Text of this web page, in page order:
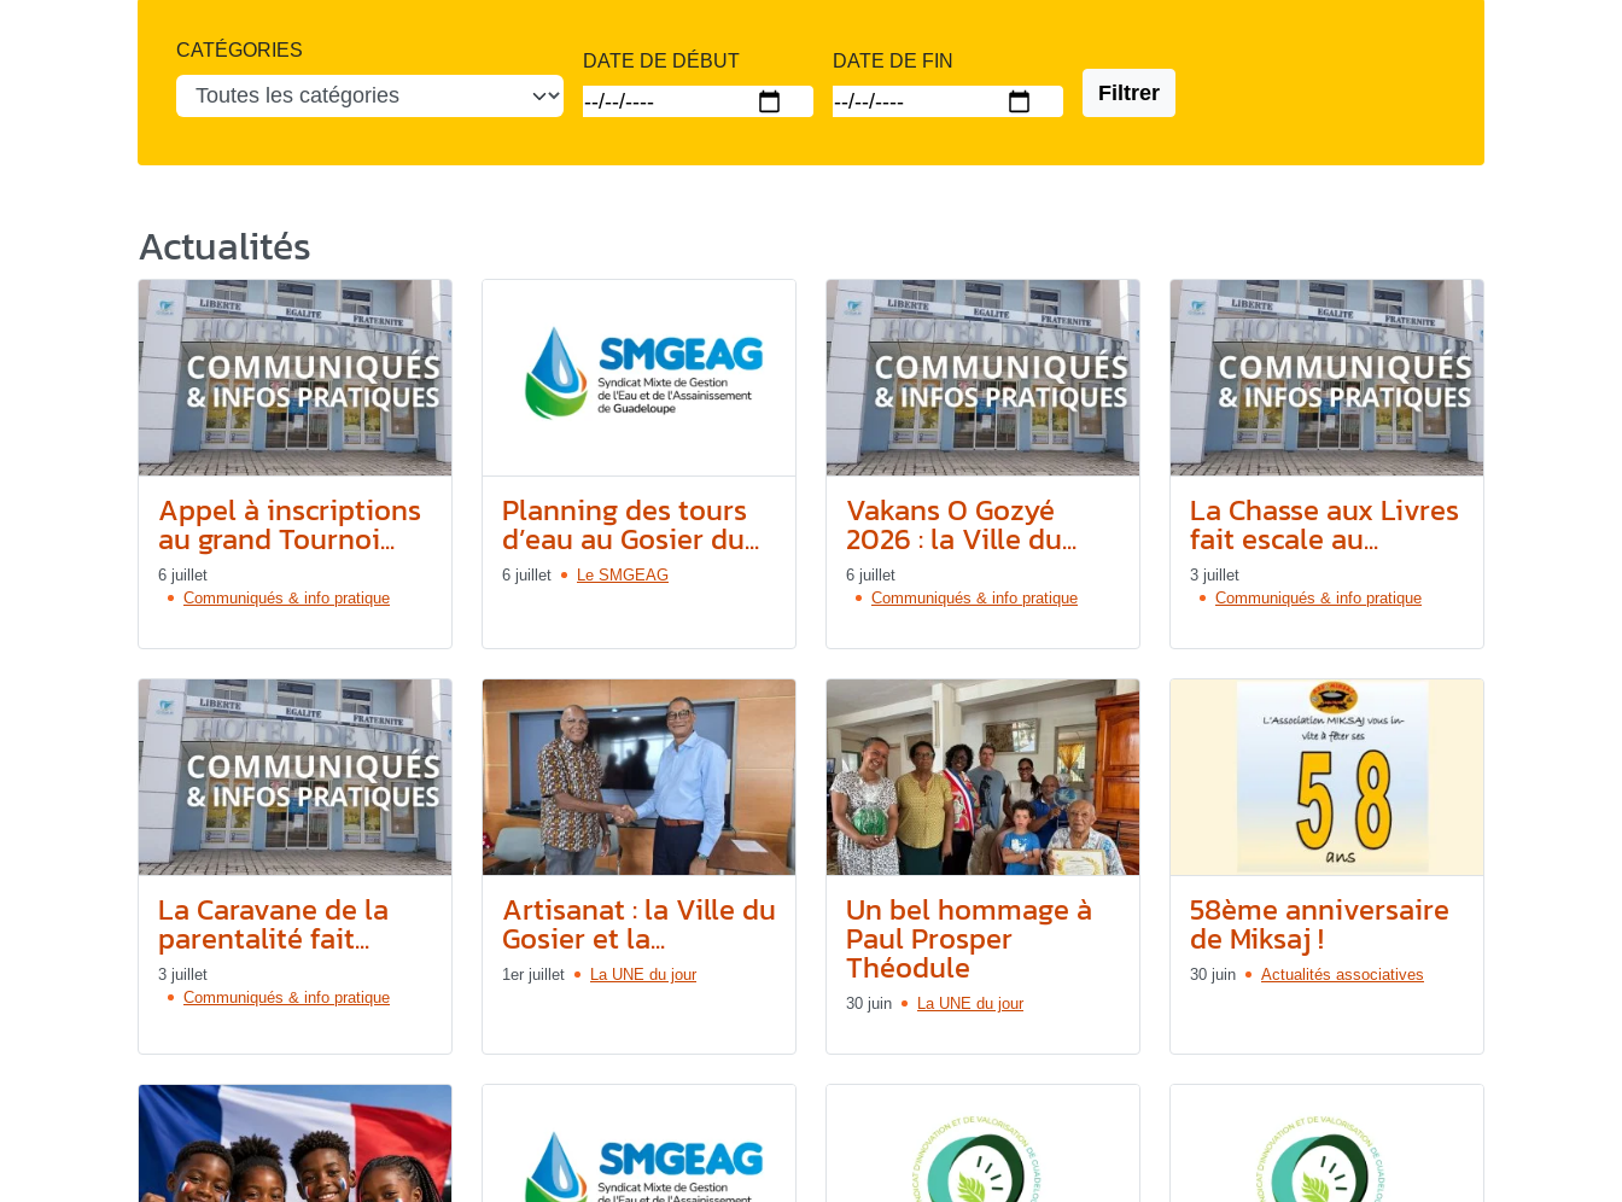
CATÉGORIES
DATE DE DÉBUT DATE DE FIN
Filtrer
Actualités
Appel à inscriptions
au grand Tournoi...
6 juillet
Communiqués & info pratique
Planning des tours
d’eau au Gosier du...
6 juillet Le SMGEAG
Vakans O Gozyé
2026 : la Ville du...
6 juillet
Communiqués & info pratique
La Chasse aux Livres
fait escale au...
3 juillet
Communiqués & info pratique
La Caravane de la
parentalité fait...
3 juillet
Communiqués & info pratique
Artisanat : la Ville du
Gosier et la...
1er juillet La UNE du jour
Un bel hommage à
Paul Prosper
Théodule
30 juin La UNE du jour
58ème anniversaire
de Miksaj !
30 juin Actualités associatives